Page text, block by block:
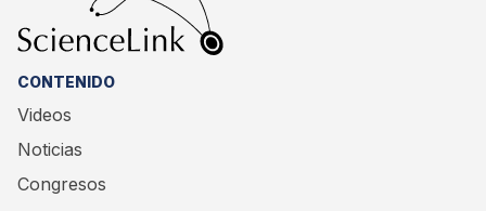
CONTENIDO
Videos
Noticias
Congresos